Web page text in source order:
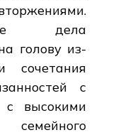
дела
голову из-
с
с высокими